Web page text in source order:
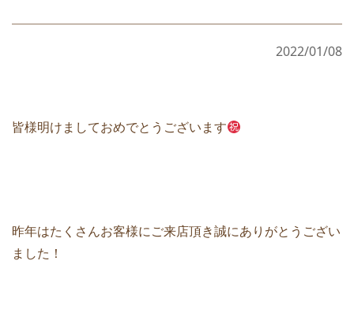
2022/01/08
皆様明けましておめでとうございます
昨年はたくさんお客様にご来店頂き誠にありがとうござい
ました！